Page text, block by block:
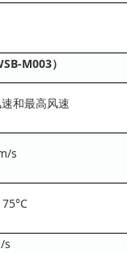
M003）
和最高风速
s
s